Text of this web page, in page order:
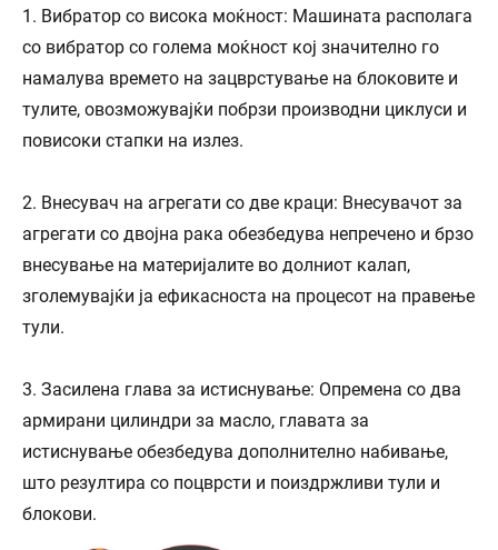
1. Вибратор со висока моќност: Машината располага
со вибратор со голема моќност кој значително го
намалува времето на зацврстување на блоковите и
тулите, овозможувајќи побрзи производни циклуси и
повисоки стапки на излез.
2. Внесувач на агрегати со две краци: Внесувачот за
агрегати со двојна рака обезбедува непречено и брзо
внесување на материјалите во долниот калап,
зголемувајќи ја ефикасноста на процесот на правење
тули.
3. Засилена глава за истиснување: Опремена со два
армирани цилиндри за масло, главата за
истиснување обезбедува дополнително набивање,
што резултира со поцврсти и поиздржливи тули и
блокови.